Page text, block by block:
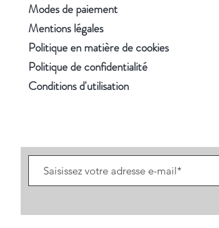
Modes de paiement
Mentions légales
Politique en matière de cookies
Politique de confidentialité
Conditions d'utilisation